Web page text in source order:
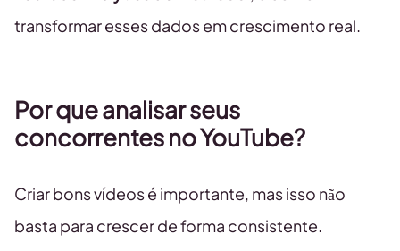
transformar esses dados em crescimento real.
Por que analisar seus
concorrentes no YouTube?
Criar bons vídeos é importante, mas isso não
basta para crescer de forma consistente.